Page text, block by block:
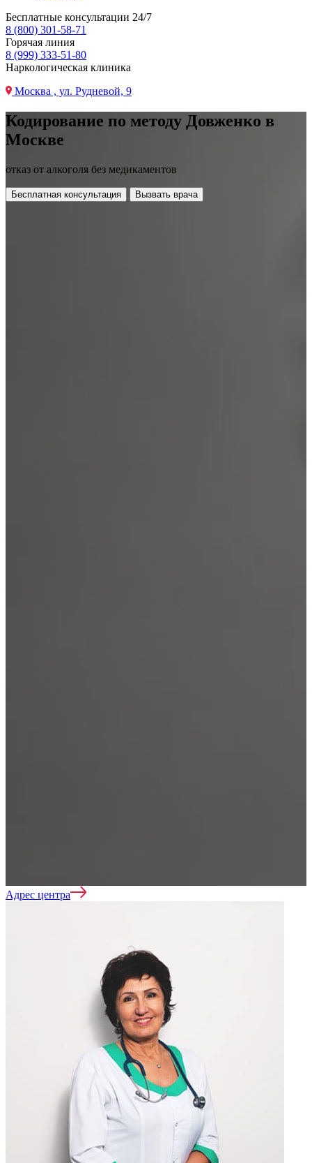
Бесплатные консультации 24/7
8 (800) 301-58-71
Горячая линия
8 (999) 333-51-80
Наркологическая клиника
Москва , ул. Рудневой, 9
Кодирование по методу Довженко в
Москве
отказ от алкоголя без медикаментов
Бесплатная консультация Вызвать врача
Адрес центра